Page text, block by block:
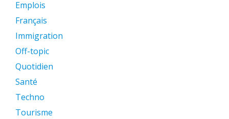
Emplois
Français
Immigration
Off-topic
Quotidien
Santé
Techno
Tourisme